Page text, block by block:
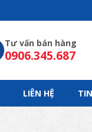
Tư vấn bán hàng
0906.345.687
LIÊN HỆ